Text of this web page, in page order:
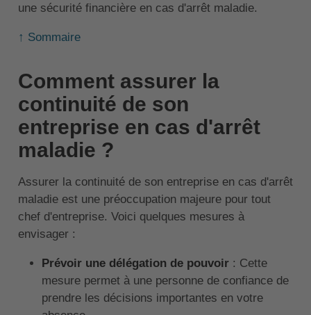
une sécurité financière en cas d'arrêt maladie.
↑ Sommaire
Comment assurer la
continuité de son
entreprise en cas d'arrêt
maladie ?
Assurer la continuité de son entreprise en cas d'arrêt
maladie est une préoccupation majeure pour tout
chef d'entreprise. Voici quelques mesures à
envisager :
Prévoir une délégation de pouvoir: Cette
mesure permet à une personne de confiance de
prendre les décisions importantes en votre